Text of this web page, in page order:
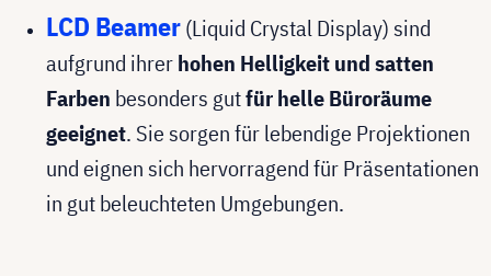
LCD Beamer(Liquid Crystal Display) sind
aufgrund ihrerhohen Helligkeit und satten
Farben besonders gutfür helle Büroräume
geeignet. Sie sorgen für lebendige Projektionen
und eignen sich hervorragend für Präsentationen
in gut beleuchteten Umgebungen.